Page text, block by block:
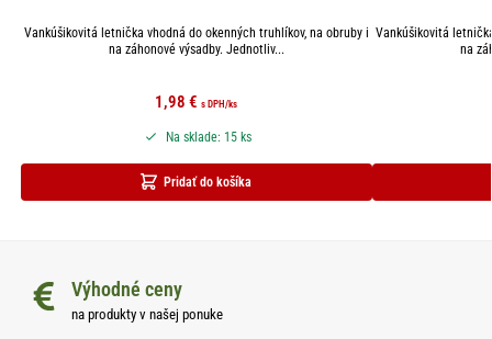
Vankúšikovitá letnička vhodná do okenných truhlíkov, na obruby i
na záhonové výsadby. Jednotliv...
1,98€ s DPH/ks
Pridať do košíka
Na sklade: 15 ks
Vankúšikovitá
na
Výhodné ceny
na produkty v našej ponuke